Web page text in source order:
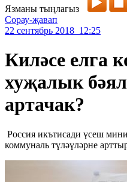
Язманы тыңлагыз
Сорау-җавап
22 сентябрь 2018 12:25
Киләсе елга
хуҗалык
артачак?
Россия икътисади үсеш
коммуналь түләүләрне